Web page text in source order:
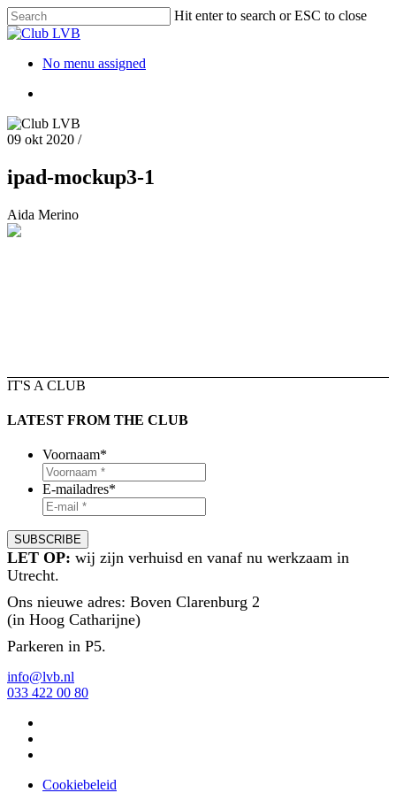
Hit enter to search or ESC to close
No menu assigned
09 okt 2020 /
ipad-mockup3-1
Aida Merino
IT'S A CLUB
LATEST FROM THE CLUB
Voornaam*
E-mailadres*
LET OP: wij zijn verhuisd en vanaf nu werkzaam in
Utrecht.
Ons nieuwe adres: Boven Clarenburg 2
(in Hoog Catharijne)
Parkeren in P5.
info@lvb.nl
033 422 00 80
Cookiebeleid